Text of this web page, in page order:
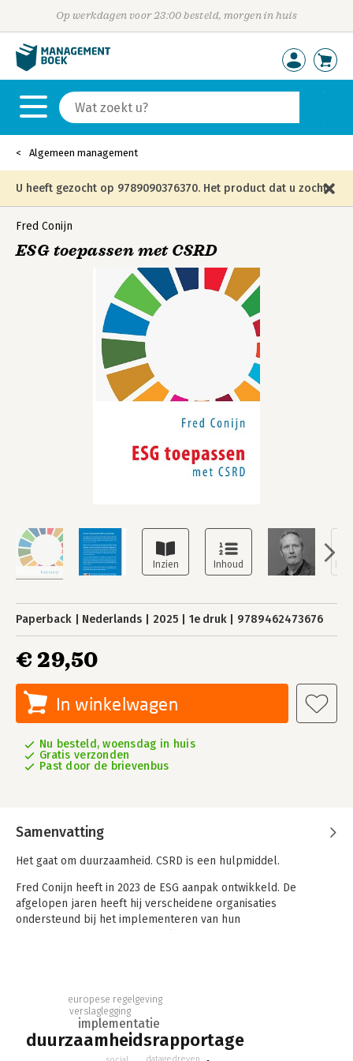
Op werkdagen voor 23:00 besteld, morgen in huis
Algemeen management
U heeft gezocht op 9789090376370. Het product dat u zocht
is niet meer in die editie leverbaar en is vervangen door de
onderstaande editie.
Fred Conijn
ESG toepassen met CSRD
Paperback Nederlands 2025 1e druk 9789462473676
€ 29,50
In winkelwagen
Nu besteld, woensdag in huis
Gratis verzonden
Past door de brievenbus
Samenvatting
Het gaat om duurzaamheid. CSRD is een hulpmiddel.
Fred Conijn heeft in 2023 de ESG aanpak ontwikkeld. De
afgelopen jaren heeft hij verscheidene organisaties
ondersteund bij het implementeren van hun
November 2025 zijn de verbeterde European Sustainability
Reporting Standards (ESRS’s) m.b.t. het Corporate
Sustainability Reporting Directive (CSRD) in concept
gepubliceerd. Ze zijn een stuk compacter en concreter dan de
duurzaamheidsrapportage
implementatie
verslaglegging
europese regelgeving